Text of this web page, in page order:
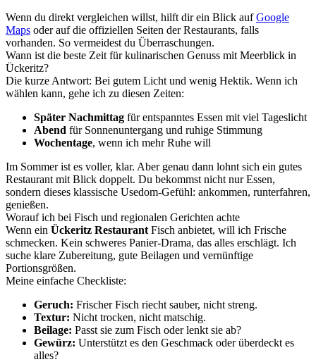
Wenn du direkt vergleichen willst, hilft dir ein Blick aufGoogle
Maps oder auf die offiziellen Seiten der Restaurants, falls
vorhanden. So vermeidest du Überraschungen.
Wann ist die beste Zeit für kulinarischen Genuss mit Meerblick in
Ückeritz?
Die kurze Antwort: Bei gutem Licht und wenig Hektik. Wenn ich
wählen kann, gehe ich zu diesen Zeiten:
Später Nachmittag für entspanntes Essen mit viel Tageslicht
Abend für Sonnenuntergang und ruhige Stimmung
Wochentage, wenn ich mehr Ruhe will
Im Sommer ist es voller, klar. Aber genau dann lohnt sich ein gutes
Restaurant mit Blick doppelt. Du bekommst nicht nur Essen,
sondern dieses klassische Usedom-Gefühl: ankommen, runterfahren,
genießen.
Worauf ich bei Fisch und regionalen Gerichten achte
Wenn ein Ückeritz Restaurant Fisch anbietet, will ich Frische
schmecken. Kein schweres Panier-Drama, das alles erschlägt. Ich
suche klare Zubereitung, gute Beilagen und vernünftige
Portionsgrößen.
Meine einfache Checkliste:
Geruch: Frischer Fisch riecht sauber, nicht streng.
Textur: Nicht trocken, nicht matschig.
Beilage: Passt sie zum Fisch oder lenkt sie ab?
Gewürz: Unterstützt es den Geschmack oder überdeckt es
alles?